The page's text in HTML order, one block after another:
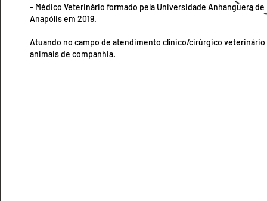
- Médico Veterinário formado pela Universidade Anhanguera de
Anapólis em 2019.
Atuando no campo de atendimento clínico/cirúrgico veterinário
animais de companhia.